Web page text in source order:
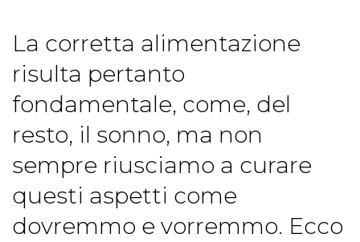
La corretta alimentazione
risulta pertanto
fondamentale, come, del
resto, il sonno, ma non
sempre riusciamo a curare
questi aspetti come
dovremmo e vorremmo. Ecco